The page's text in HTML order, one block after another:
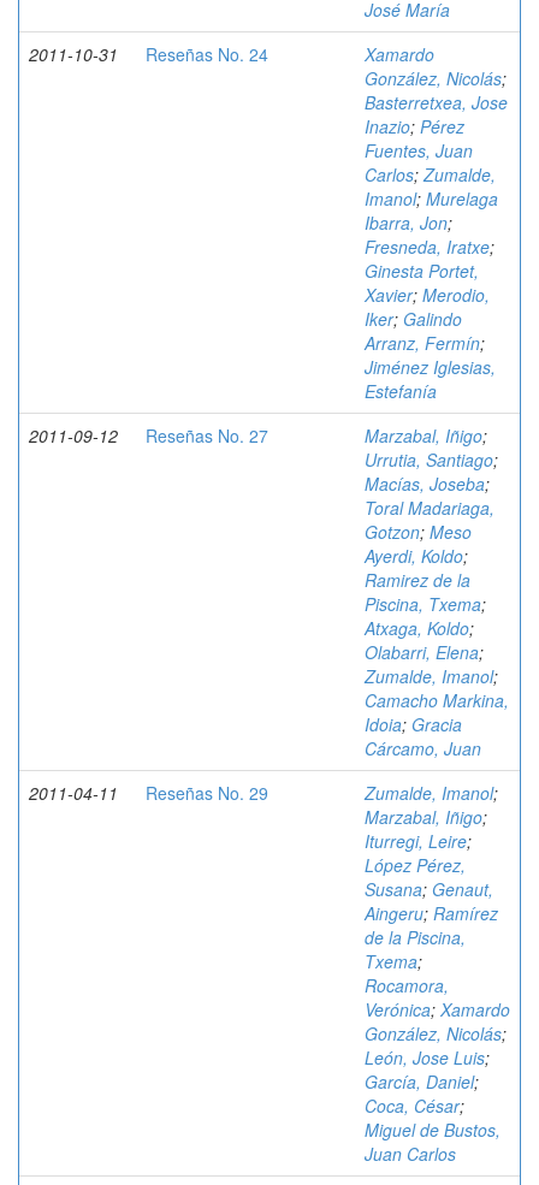
José María
2011-10-31
Reseñas No. 24
Xamardo
González, Nicolás;
Basterretxea, Jose
Inazio; Pérez
Fuentes, Juan
Carlos;Zumalde,
Imanol; Murelaga
Ibarra, Jon;
Fresneda, Iratxe;
Ginesta Portet,
Xavier; Merodio,
Iker; Galindo
Arranz, Fermín;
Jiménez Iglesias,
Estefanía
2011-09-12
Reseñas No. 27 Marzabal, Iñigo;
Urrutia, Santiago;
Macías, Joseba;
Toral Madariaga,
Gotzon; Meso
Ayerdi, Koldo;
Ramirez de la
Piscina, Txema;
Atxaga, Koldo;
Olabarri, Elena;
Zumalde, Imanol;
Camacho Markina,
Idoia; Gracia
Cárcamo, Juan
2011-04-11
Reseñas No. 29 Zumalde, Imanol;
Marzabal, Iñigo;
Iturregi, Leire;
López Pérez,
Susana; Genaut,
Aingeru; Ramírez
de la Piscina,
Txema;
Rocamora,
Verónica; Xamardo
González, Nicolás;
León, Jose Luis;
García, Daniel;
Coca, César;
Miguel de Bustos,
Juan Carlos